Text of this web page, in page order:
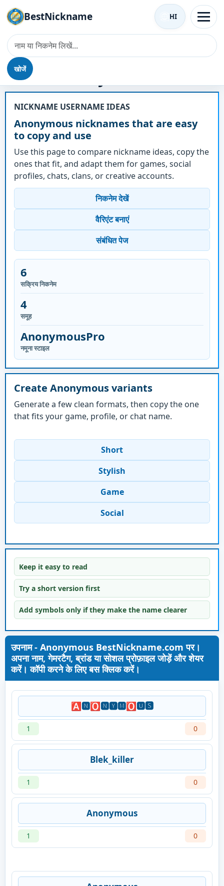
BestNickname
खोजें
HI
उपनाम - Anonymous
NICKNAME USERNAME IDEAS
Anonymous nicknames that are easy
to copy and use
Use this page to compare nickname ideas, copy the
ones that fit, and adapt them for games, social
profiles, chats, clans, or creative accounts.
निकनेम देखें
वैरिएंट बनाएं
संबंधित पेज
6
सक्रिय निकनेम
4
समूह
AnonymousPro
नमूना स्टाइल
Create Anonymous variants
Generate a few clean formats, then copy the one
that fits your game, profile, or chat name.
Short
Stylish
Game
Social
Keep it easy to read
Try a short version first
Add symbols only if they make the name clearer
उपनाम - Anonymous BestNickname.com पर।
अपना नाम, गेमरटैग, ब्रांड या सोशल प्रोफ़ाइल जोड़ें और शेयर
करें। कॉपी करने के लिए बस क्लिक करें।
🅰🅽🅾🅽🆈🅼🅾🆄🆂
1 0
Blek_killer
1 0
Anonymous
1 0